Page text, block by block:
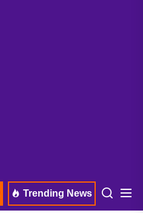
Trending News